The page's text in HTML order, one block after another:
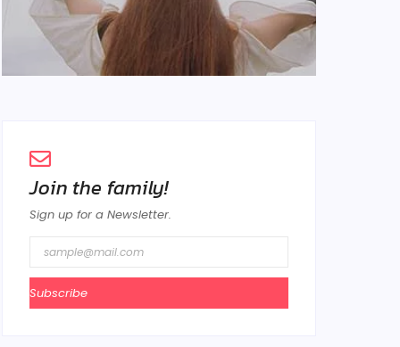
Join the family!
Sign up for a Newsletter.
Subscribe